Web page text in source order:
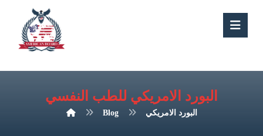
البورد الامريكي للطب النفسي
Blog البورد الامريكي